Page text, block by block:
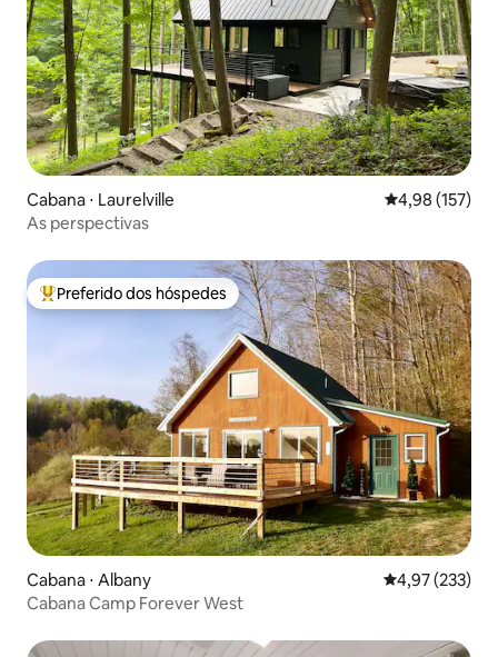
Cabana ⋅ Laurelville 4,98 de uma
4,98 (157)
As perspectivas
Entre os melhores preferidos dos hóspedes
Preferido dos hóspedes
Cabana ⋅ Albany 4,97 de uma
4,97 (233)
Cabana Camp Forever West